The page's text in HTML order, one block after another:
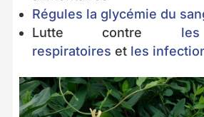
Régules la glycémie du
Lutte contre les
respiratoires etles